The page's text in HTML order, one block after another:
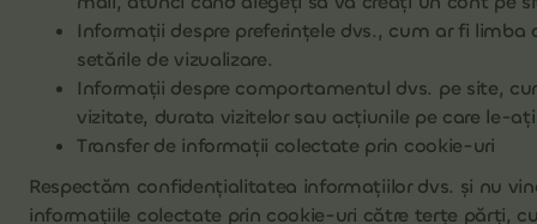
Informații despre preferințele dvs., cum ar fi limba
setările de vizualizare.
Informații despre comportamentul dvs. pe site,
vizitate, durata vizitelor sau acțiunile pe care le-
Transfer de informații colectate prin cookie-uri
Respectăm confidențialitatea informațiilor dvs. și nu
informațiile colectate prin cookie-uri către terțe părți,